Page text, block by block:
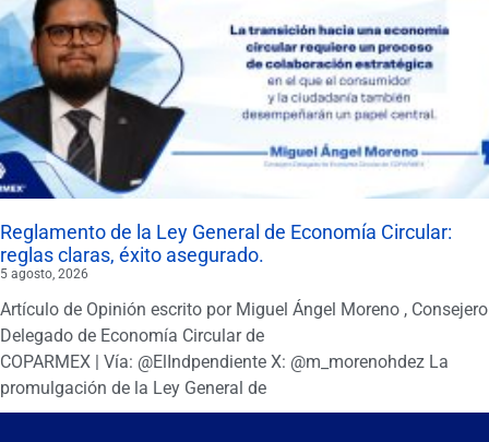
Reglamento de la Ley General de Economía Circular:
reglas claras, éxito asegurado.
5 agosto, 2026
Artículo de Opinión escrito por Miguel Ángel Moreno , Consejero
Delegado de Economía Circular de
COPARMEX | Vía: @ElIndpendiente X: @m_morenohdez La
promulgación de la Ley General de